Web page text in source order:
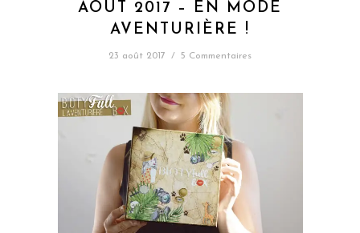
AOÛT 2017 – EN MODE
AVENTURIÈRE !
23 août 2017 / 5 Commentaires